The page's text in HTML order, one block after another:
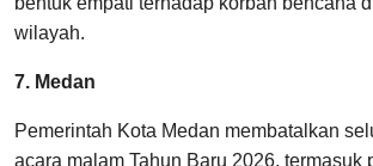
wilayah.
7. Medan
Pemerintah Kota Medan membatalkan
acara malam Tahun Baru 2026, termasuk